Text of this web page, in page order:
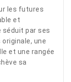
les futures
et
séduit par ses
une
et une rangée
sa